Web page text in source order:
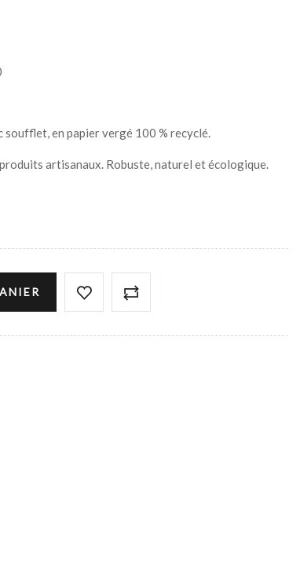
en papier vergé 100 % recyclé.
artisanaux. Robuste, naturel et écologique.